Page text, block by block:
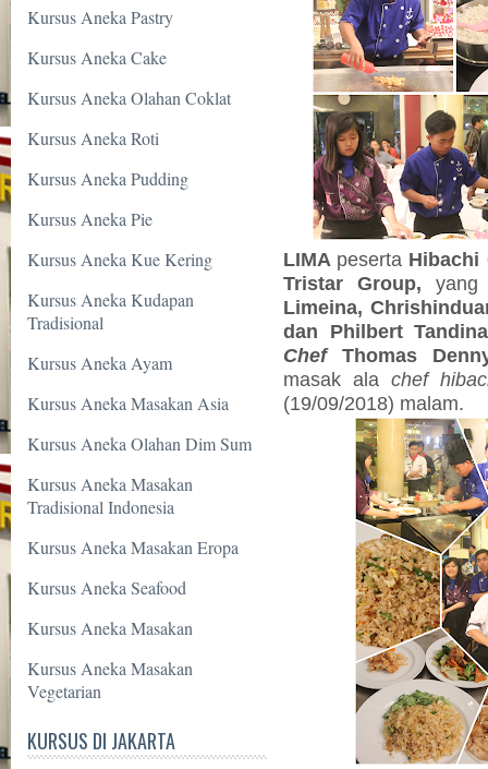
Kursus Aneka Pastry
Kursus Aneka Cake
Kursus Aneka Olahan Coklat
Kursus Aneka Roti
Kursus Aneka Pudding
Kursus Aneka Pie
Kursus Aneka Kue Kering
Kursus Aneka Kudapan
Tradisional
Kursus Aneka Ayam
Kursus Aneka Masakan Asia
Kursus Aneka Olahan Dim Sum
Kursus Aneka Masakan
Tradisional Indonesia
Kursus Aneka Masakan Eropa
Kursus Aneka Seafood
Kursus Aneka Masakan
Kursus Aneka Masakan
Vegetarian
KURSUS DI JAKARTA
LIMA peserta Hibachi
Tristar Group,
Limeina,
dan Philbert
Chef Thomas
masak ala chef
(19/09/2018) malam.